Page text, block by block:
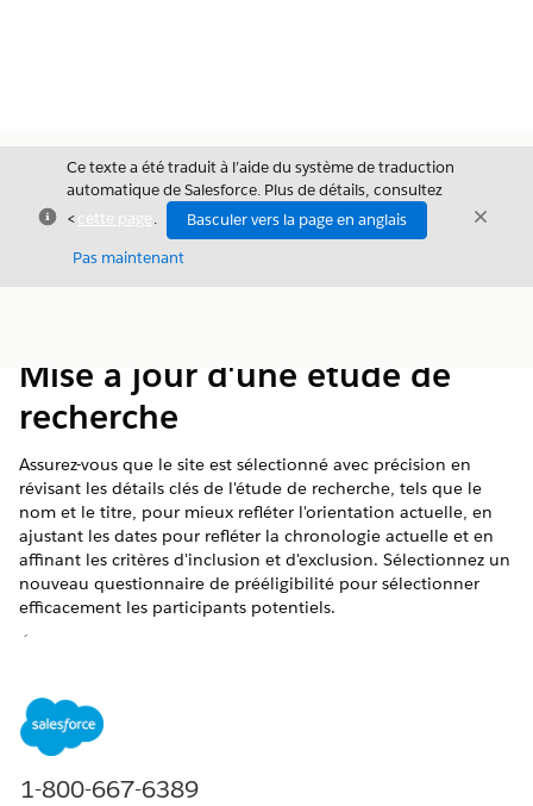
Fermer
Ce texte a été traduit à l’aide du système de traduction
automatique de Salesforce. Plus de détails, consultez
<cette page .
Basculer vers la page en anglais
Pas maintenant
Fermer
Mise à jour d'une étude de
recherche
Assurez-vous que le site est sélectionné avec précision en
révisant les détails clés de l'étude de recherche, tels que le
nom et le titre, pour mieux refléter l'orientation actuelle, en
ajustant les dates pour refléter la chronologie actuelle et en
affinant les critères d'inclusion et d'exclusion. Sélectionnez un
nouveau questionnaire de prééligibilité pour sélectionner
efficacement les participants potentiels.
ÉDITIONS REQUISES
Disponible avec : Lightning Experience
Disponible avec : éditions
1-800-667-6389